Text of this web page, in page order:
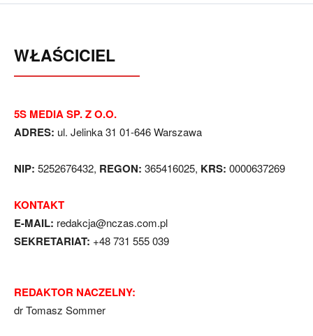
WŁAŚCICIEL
5S MEDIA SP. Z O.O.
ADRES: ul. Jelinka 31 01-646 Warszawa
NIP: 5252676432, REGON: 365416025, KRS: 0000637269
KONTAKT
E-MAIL: redakcja@nczas.com.pl
SEKRETARIAT: +48 731 555 039
REDAKTOR NACZELNY:
dr Tomasz Sommer